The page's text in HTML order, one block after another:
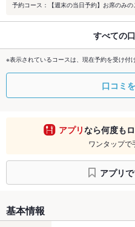
予約コース：【週末の当日予約】お席のみの
すべての
※表示されているコースは、現在予約を受け付
口コミ
アプリなら何度も
ワンタップで
アプリ
基本情報